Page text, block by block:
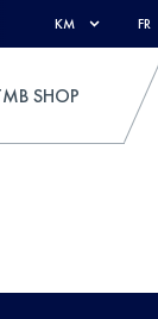
KM FR
SHOP